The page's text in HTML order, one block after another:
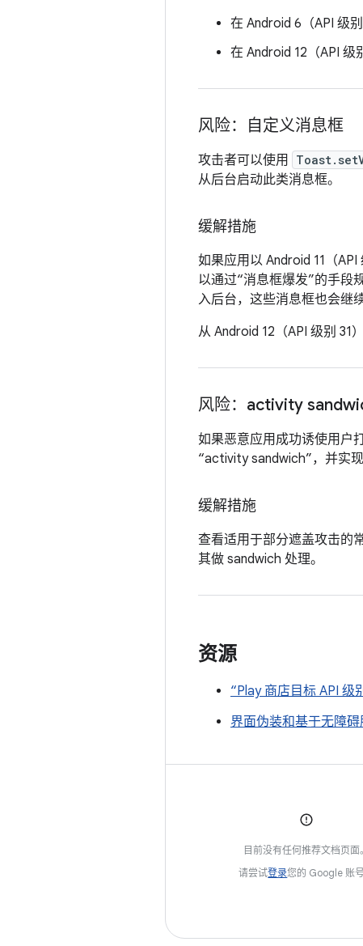
在 Android 6（API 级
在 Android 12（API 级
风险：自定义消息框
攻击者可以使用
从后台启动此类消息框。
缓解措施
如果应用以 Android 11（
以通过“消息框爆发”的手段
入后台，这些消息框也会继
从 Android 12（API 级别 31
风险：activity
如果恶意应用成功诱使用户
“activity sandwich”，并实现
缓解措施
查看适用于部分遮盖攻击的
其做 sandwich 处理。
资源
“Play 商店目标 API 级
界面伪装和基于无障
目前没有任何推荐文档页面。
请尝试登录您的 Google 账号